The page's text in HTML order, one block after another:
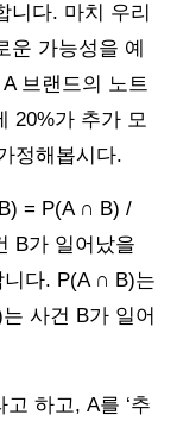
니다. 마치 우리
가능성을 예
브랜드의 노트
20%가 추가 모
정해봅시다.
= P(A ∩ B) /
B가 일어났을
다. P(A ∩ B)는
사건 B가 일어
고 하고, A를 ‘추